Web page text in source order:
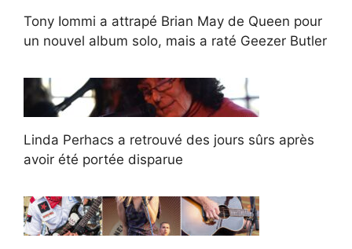
Tony Iommi a attrapé Brian May de Queen pour
un nouvel album solo, mais a raté Geezer Butler
Linda Perhacs a retrouvé des jours sûrs après
avoir été portée disparue